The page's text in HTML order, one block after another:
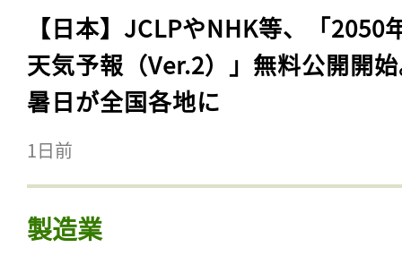
【日本】JCLPやNHK等、「2050
天気予報（Ver.2）」無料公開開
暑日が全国各地に
1日前
製造業